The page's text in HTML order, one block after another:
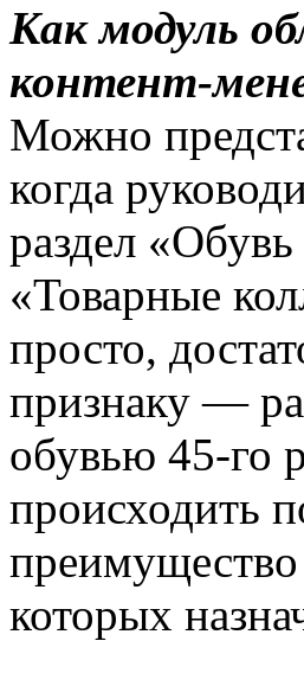
Как модуль
контент-
Можно
когда
раздел
«Товарные
просто,
признаку —
обувью 45-го
происходить
которых